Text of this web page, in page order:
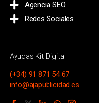
Agencia SEO
Redes Sociales
Ayudas Kit Digital
(+34) 91 871 54 67
info@ajapublicidad.es